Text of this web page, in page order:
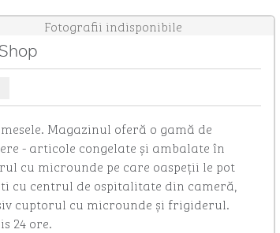
Fotografii indisponibile
ore pentru magazin
Magazinul oferă o gamă de
- articole congelate și ambalate în
cu microunde pe care oaspeții le pot
cu centrul de ospitalitate din cameră,
cuptorul cu microunde și frigiderul.
24 ore.